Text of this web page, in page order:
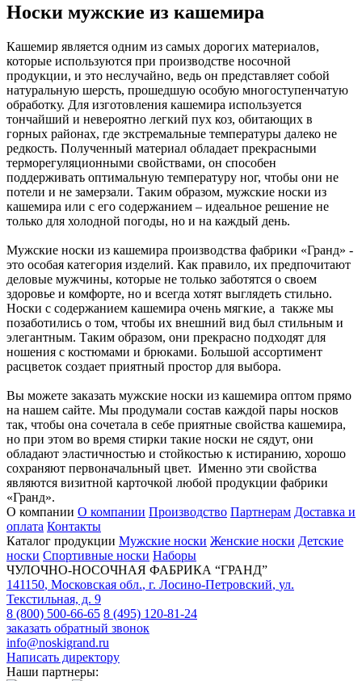
Носки мужские из кашемира
Кашемир является одним из самых дорогих материалов,
которые используются при производстве носочной
продукции, и это неслучайно, ведь он представляет собой
натуральную шерсть, прошедшую особую многоступенчатую
обработку. Для изготовления кашемира используется
тончайший и невероятно легкий пух коз, обитающих в
горных районах, где экстремальные температуры далеко не
редкость. Полученный материал обладает прекрасными
терморегуляционными свойствами, он способен
поддерживать оптимальную температуру ног, чтобы они не
потели и не замерзали. Таким образом, мужские носки из
кашемира или с его содержанием – идеальное решение не
только для холодной погоды, но и на каждый день.
Мужские носки из кашемира производства фабрики «Гранд» -
это особая категория изделий. Как правило, их предпочитают
деловые мужчины, которые не только заботятся о своем
здоровье и комфорте, но и всегда хотят выглядеть стильно.
Носки с содержанием кашемира очень мягкие, а также мы
позаботились о том, чтобы их внешний вид был стильным и
элегантным. Таким образом, они прекрасно подходят для
ношения с костюмами и брюками. Большой ассортимент
расцветок создает приятный простор для выбора.
Вы можете заказать мужские носки из кашемира оптом прямо
на нашем сайте. Мы продумали состав каждой пары носков
так, чтобы она сочетала в себе приятные свойства кашемира,
но при этом во время стирки такие носки не сядут, они
обладают эластичностью и стойкостью к истиранию, хорошо
сохраняют первоначальный цвет. Именно эти свойства
являются визитной карточкой любой продукции фабрики
«Гранд».
О компании О компании Производство Партнерам Доставка и
оплата Контакты
Каталог продукции Мужские носки Женские носки Детские
носки Спортивные носки Наборы
ЧУЛОЧНО-НОСОЧНАЯ ФАБРИКА “ГРАНД”
141150, Московская обл., г. Лосино-Петровский, ул.
Текстильная, д. 9
8 (800) 500-66-65 8 (495) 120-81-24
заказать обратный звонок
info@noskigrand.ru
Написать директору
Наши партнеры: